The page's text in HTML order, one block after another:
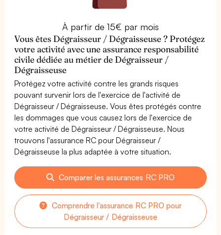
À partir de 15€ par mois
Vous êtes Dégraisseur / Dégraisseuse ? Protégez
votre activité avec une assurance responsabilité
civile dédiée au métier de Dégraisseur /
Dégraisseuse
Protégez votre activité contre les grands risques
pouvant survenir lors de l'exercice de l'activité de
Dégraisseur / Dégraisseuse. Vous êtes protégés contre
les dommages que vous causez lors de l'exercice de
votre activité de Dégraisseur / Dégraisseuse. Nous
trouvons l'assurance RC pour Dégraisseur /
Dégraisseuse la plus adaptée à votre situation.
Comparer les assurances RC PRO
Comprendre l'assurance RC PRO pour
Dégraisseur / Dégraisseuse